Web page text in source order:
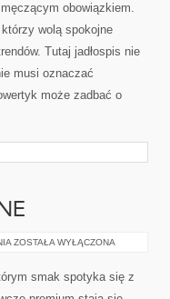
obowiązkiem.
wolą spokojne
Tutaj jadłospis nie
musi oznaczać
może zadbać o
OWOCE
EKSKLUZYWNE
ZOSTAŁA WYŁĄCZONA
smak spotyka się z